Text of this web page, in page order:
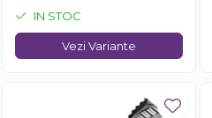
IN STOC
Vezi Variante